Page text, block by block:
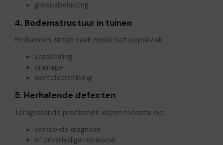
groepsbelasting
4. Bodemstructuur in tuinen
Problemen zitten vaak onder het oppervlak:
verdichting
drainage
wortelverstikking
5. Herhalende defecten
Terugkerende problemen wijzen meestal op:
verkeerde diagnose
of onvolledige reparatie